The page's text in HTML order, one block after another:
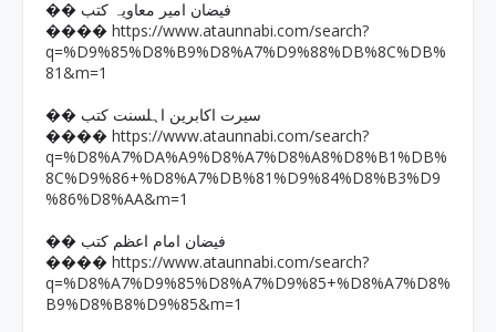
�� فیضان امیر معاویہ کتب
���� https://www.ataunnabi.com/search?
q=%D9%85%D8%B9%D8%A7%D9%88%DB%8C%DB%
81&m=1
�� سیرت اکابرین اہلسنت کتب
���� https://www.ataunnabi.com/search?
q=%D8%A7%DA%A9%D8%A7%D8%A8%D8%B1%DB%
8C%D9%86+%D8%A7%DB%81%D9%84%D8%B3%D9
%86%D8%AA&m=1
�� فیضان امام اعظم کتب
���� https://www.ataunnabi.com/search?
q=%D8%A7%D9%85%D8%A7%D9%85+%D8%A7%D8%
B9%D8%B8%D9%85&m=1